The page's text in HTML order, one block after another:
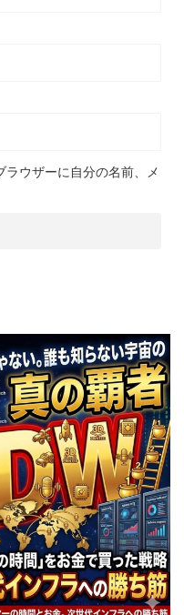
ウザーに自分の名前、メ